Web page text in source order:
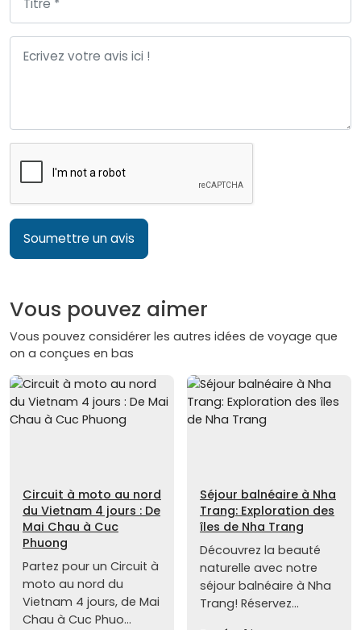
Soumettre un avis
Vous pouvez aimer
Vous pouvez considérer les autres idées de voyage que
on a conçues en bas
Circuit à moto au nord
du Vietnam 4 jours : De
Mai Chau à Cuc
Phuong
Partez pour un Circuit à
moto au nord du
Vietnam 4 jours, de Mai
Chau à Cuc Phuo...
Séjour balnéaire à Nha
Trang: Exploration des
îles de Nha Trang
Découvrez la beauté
naturelle avec notre
séjour balnéaire à Nha
Trang! Réservez...